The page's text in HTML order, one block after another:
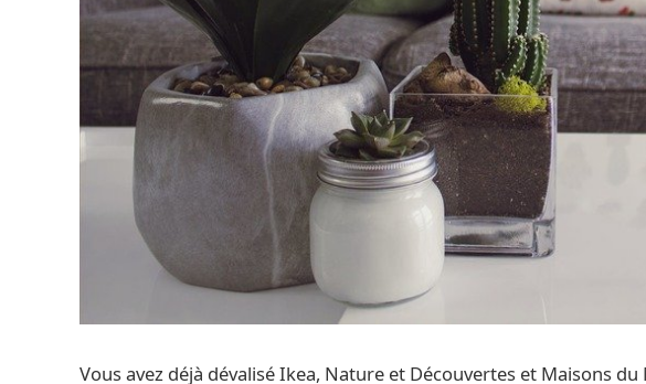
Vous avez déjà dévalisé Ikea, Nature et Découvertes et Maisons